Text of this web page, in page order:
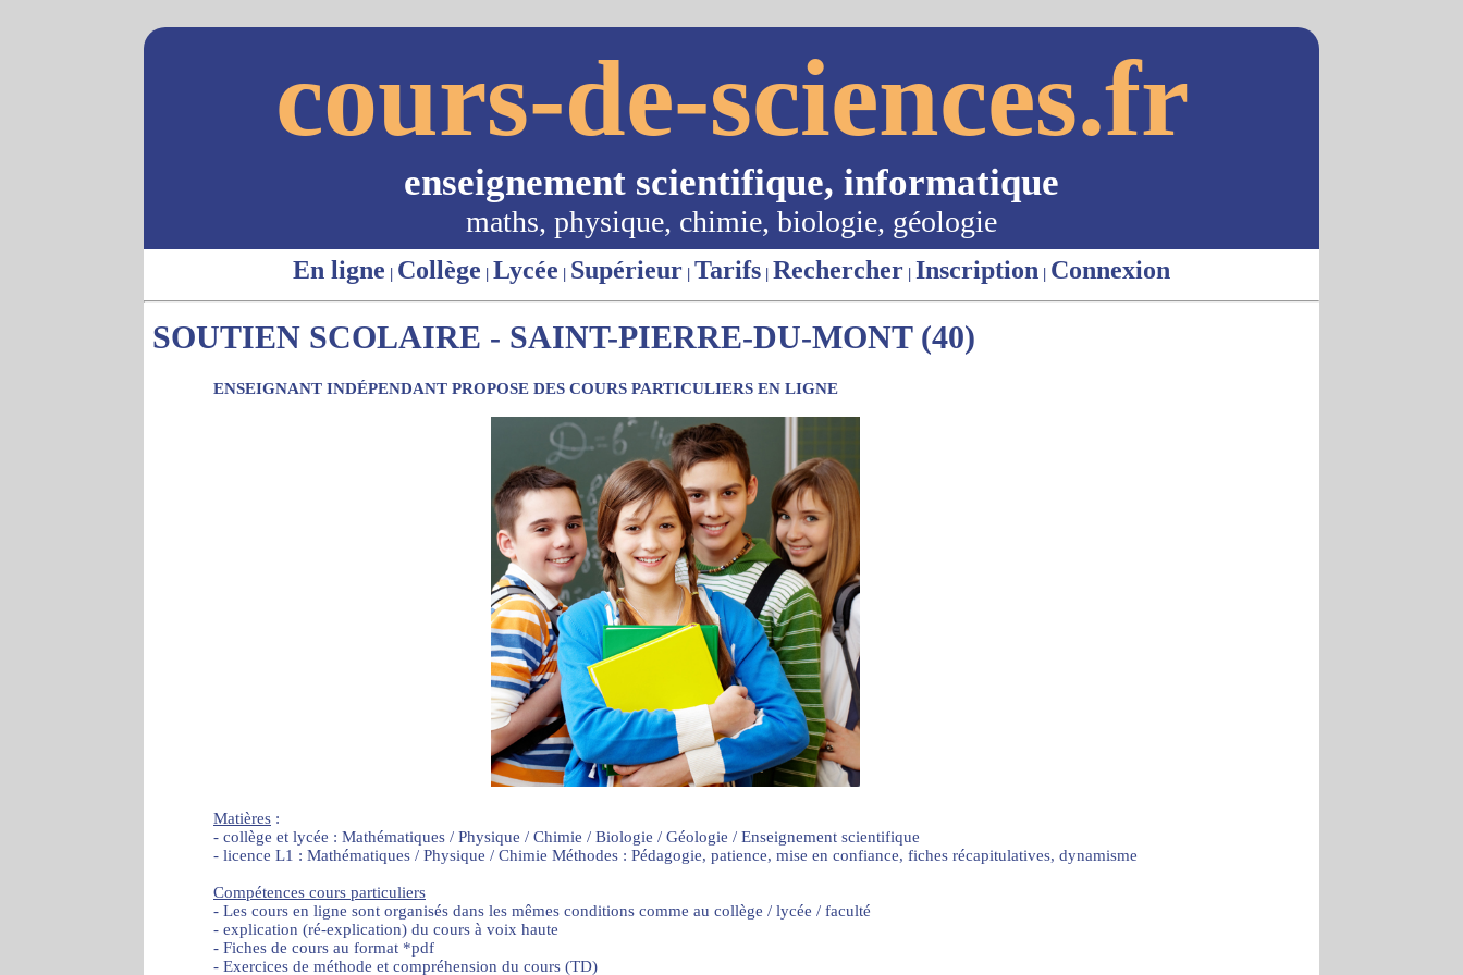
cours-de-sciences.fr
enseignement scientifique, informatique
maths, physique, chimie, biologie, géologie
En ligne | Collège | Lycée | Supérieur | Tarifs | Rechercher | Inscription | Connexion
SOUTIEN SCOLAIRE - SAINT-PIERRE-DU-MONT (40)
ENSEIGNANT INDÉPENDANT PROPOSE DES COURS PARTICULIERS EN LIGNE
Matières :
- collège et lycée : Mathématiques / Physique / Chimie / Biologie / Géologie / Enseignement scientifique
- licence L1 : Mathématiques / Physique / Chimie Méthodes : Pédagogie, patience, mise en confiance, fiches récapitulatives, dynamisme
Compétences cours particuliers
- Les cours en ligne sont organisés dans les mêmes conditions comme au collège / lycée / faculté
- explication (ré-explication) du cours à voix haute
- Fiches de cours au format *pdf
- Exercices de méthode et compréhension du cours (TD)